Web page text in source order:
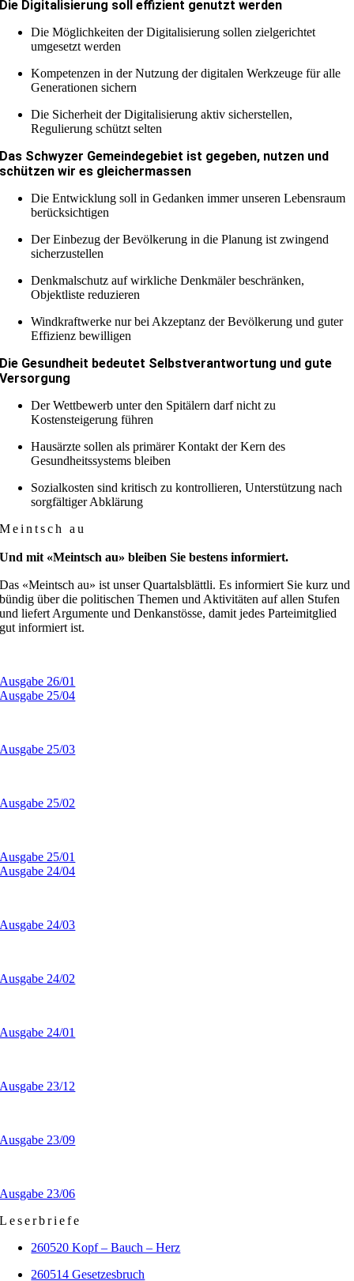
Die Digitalisierung soll effizient genutzt werden
Die Möglichkeiten der Digitalisierung sollen zielgerichtet
umgesetzt werden
Kompetenzen in der Nutzung der digitalen Werkzeuge für alle
Generationen sichern
Die Sicherheit der Digitalisierung aktiv sicherstellen,
Regulierung schützt selten
Das Schwyzer Gemeindegebiet ist gegeben, nutzen und
schützen wir es gleichermassen
Die Entwicklung soll in Gedanken immer unseren Lebensraum
berücksichtigen
Der Einbezug der Bevölkerung in die Planung ist zwingend
sicherzustellen
Denkmalschutz auf wirkliche Denkmäler beschränken,
Objektliste reduzieren
Windkraftwerke nur bei Akzeptanz der Bevölkerung und guter
Effizienz bewilligen
Die Gesundheit bedeutet Selbstverantwortung und gute
Versorgung
Der Wettbewerb unter den Spitälern darf nicht zu
Kostensteigerung führen
Hausärzte sollen als primärer Kontakt der Kern des
Gesundheitssystems bleiben
Sozialkosten sind kritisch zu kontrollieren, Unterstützung nach
sorgfältiger Abklärung
Meintsch au
Und mit «Meintsch au» bleiben Sie bestens informiert.
Das «Meintsch au» ist unser Quartalsblättli. Es informiert Sie kurz und
bündig über die politischen Themen und Aktivitäten auf allen Stufen
und liefert Argumente und Denkanstösse, damit jedes Parteimitglied
gut informiert ist.
Ausgabe 26/01
Ausgabe 25/04
Ausgabe 25/03
Ausgabe 25/02
Ausgabe 25/01
Ausgabe 24/04
Ausgabe 24/03
Ausgabe 24/02
Ausgabe 24/01
Ausgabe 23/12
Ausgabe 23/09
Ausgabe 23/06
Leserbriefe
260520 Kopf – Bauch – Herz
260514 Gesetzesbruch